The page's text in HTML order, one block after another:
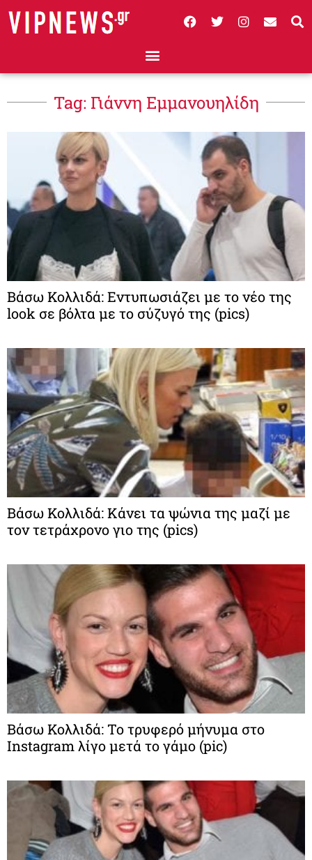
Tag: Γιάννη Εμμανουηλίδη
Βάσω Κολλιδά: Εντυπωσιάζει με το νέο της
look σε βόλτα με το σύζυγό της (pics)
Βάσω Κολλιδά: Κάνει τα ψώνια της μαζί με
τον τετράχρονο γιο της (pics)
Βάσω Κολλιδά: Το τρυφερό μήνυμα στο
Instagram λίγο μετά το γάμο (pic)